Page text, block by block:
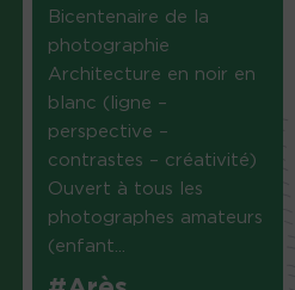
Bicentenaire de la
photographie
Architecture en noir en
blanc (ligne –
perspective –
contrastes – créativité)
Ouvert à tous les
photographes amateurs
(enfant...